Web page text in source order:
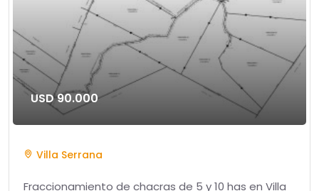
USD 90.000
Villa Serrana
Fraccionamiento de chacras de 5 y 10 has en Villa